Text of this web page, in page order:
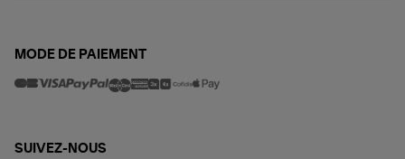
MODE DE PAIEMENT
SUIVEZ-NOUS